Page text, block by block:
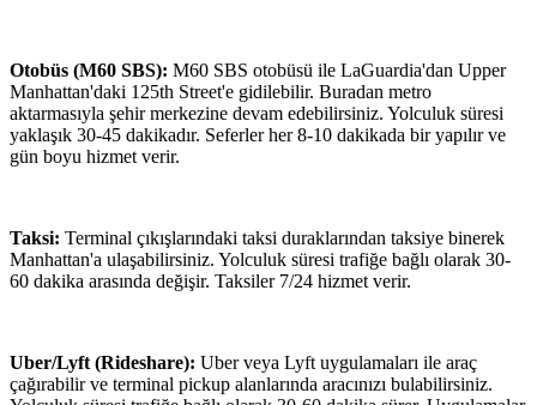
Otobüs (M60 SBS): M60 SBS otobüsü ile LaGuardia'dan Upper
Manhattan'daki 125th Street'e gidilebilir. Buradan metro
aktarmasıyla şehir merkezine devam edebilirsiniz. Yolculuk süresi
yaklaşık 30-45 dakikadır. Seferler her 8-10 dakikada bir yapılır ve
gün boyu hizmet verir.
Taksi: Terminal çıkışlarındaki taksi duraklarından taksiye binerek
Manhattan'a ulaşabilirsiniz. Yolculuk süresi trafiğe bağlı olarak 30-
60 dakika arasında değişir. Taksiler 7/24 hizmet verir.
Uber/Lyft (Rideshare): Uber veya Lyft uygulamaları ile araç
çağırabilir ve terminal pickup alanlarında aracınızı bulabilirsiniz.